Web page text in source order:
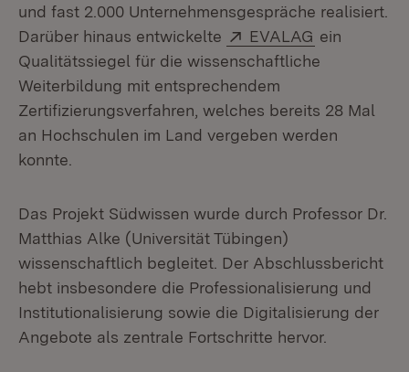
und fast 2.000 Unternehmensgespräche realisiert.
Darüber hinaus entwickelte
Extern:
EVALAG (Öffnet in
ein
Qualitätssiegel für die wissenschaftliche
Weiterbildung mit entsprechendem
Zertifizierungsverfahren, welches bereits 28 Mal
an Hochschulen im Land vergeben werden
konnte.
Das Projekt Südwissen wurde durch Professor Dr.
Matthias Alke (Universität Tübingen)
wissenschaftlich begleitet. Der Abschlussbericht
hebt insbesondere die Professionalisierung und
Institutionalisierung sowie die Digitalisierung der
Angebote als zentrale Fortschritte hervor.